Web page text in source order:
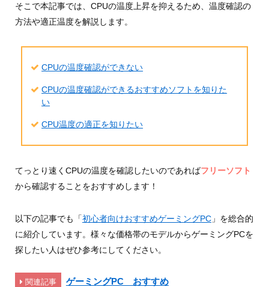
そこで本記事では、CPUの温度上昇を抑えるため、温度確認の
方法や適正温度を解説します。
CPUの温度確認ができない
CPUの温度確認ができるおすすめソフトを知りた
い
CPU温度の適正を知りたい
てっとり速くCPUの温度を確認したいのであればフリーソフト
から確認することをおすすめします！
以下の記事でも「初心者向けおすすめゲーミングPC」を総合的
に紹介しています。様々な価格帯のモデルからゲーミングPCを
探したい人はぜひ参考にしてください。
関連記事 ゲーミングPC おすすめ